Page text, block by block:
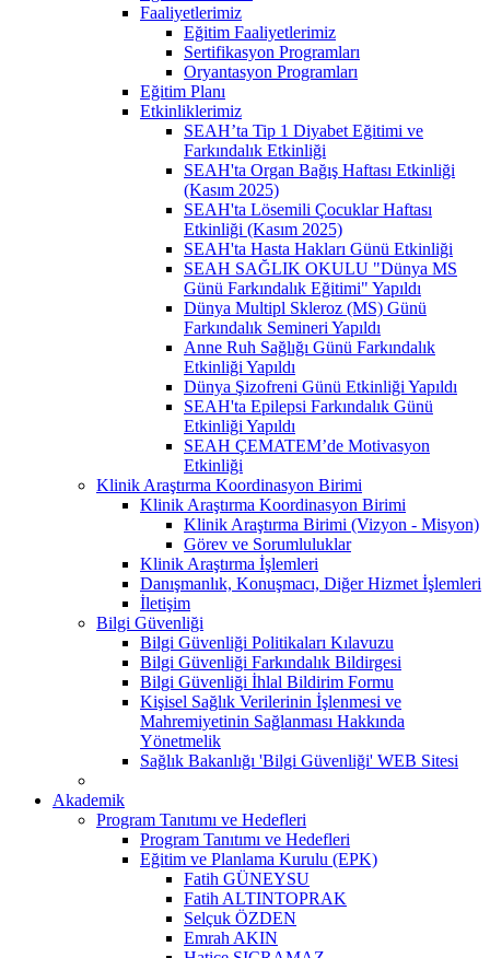
Faaliyetlerimiz
Eğitim Faaliyetlerimiz
Sertifikasyon Programları
Oryantasyon Programları
Eğitim Planı
Etkinliklerimiz
SEAH’ta Tip 1 Diyabet Eğitimi ve
Farkındalık Etkinliği
SEAH'ta Organ Bağış Haftası Etkinliği
(Kasım 2025)
SEAH'ta Lösemili Çocuklar Haftası
Etkinliği (Kasım 2025)
SEAH'ta Hasta Hakları Günü Etkinliği
SEAH SAĞLIK OKULU "Dünya MS
Günü Farkındalık Eğitimi" Yapıldı
Dünya Multipl Skleroz (MS) Günü
Farkındalık Semineri Yapıldı
Anne Ruh Sağlığı Günü Farkındalık
Etkinliği Yapıldı
Dünya Şizofreni Günü Etkinliği Yapıldı
SEAH'ta Epilepsi Farkındalık Günü
Etkinliği Yapıldı
SEAH ÇEMATEM’de Motivasyon
Etkinliği
Klinik Araştırma Koordinasyon Birimi
Klinik Araştırma Koordinasyon Birimi
Klinik Araştırma Birimi (Vizyon - Misyon)
Görev ve Sorumluluklar
Klinik Araştırma İşlemleri
Danışmanlık, Konuşmacı, Diğer Hizmet İşlemleri
İletişim
Bilgi Güvenliği
Bilgi Güvenliği Politikaları Kılavuzu
Bilgi Güvenliği Farkındalık Bildirgesi
Bilgi Güvenliği İhlal Bildirim Formu
Kişisel Sağlık Verilerinin İşlenmesi ve
Mahremiyetinin Sağlanması Hakkında
Yönetmelik
Sağlık Bakanlığı 'Bilgi Güvenliği' WEB Sitesi
Akademik
Program Tanıtımı ve Hedefleri
Program Tanıtımı ve Hedefleri
Eğitim ve Planlama Kurulu (EPK)
Fatih GÜNEYSU
Fatih ALTINTOPRAK
Selçuk ÖZDEN
Emrah AKIN